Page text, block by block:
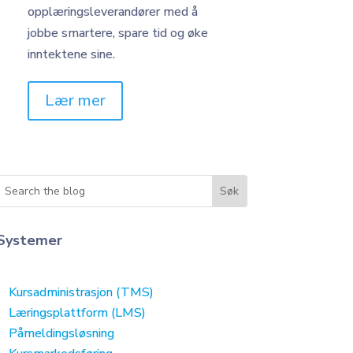
opplæringsleverandører med å
jobbe smartere, spare tid og øke
inntektene sine.
Lær mer
Kursadministrasjon (TMS)
Læringsplattform (LMS)
Påmeldingsløsning